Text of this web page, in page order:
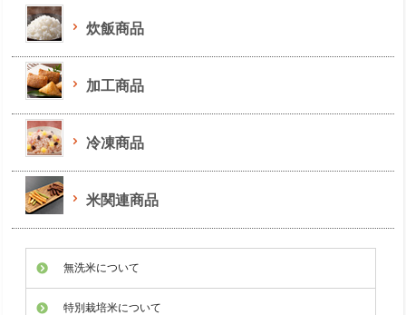
炊飯商品
加工商品
冷凍商品
米関連商品
無洗米について
特別栽培米について